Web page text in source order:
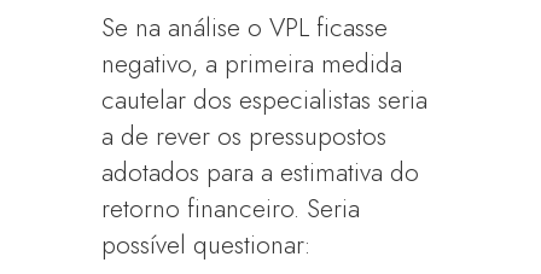
Se na análise o VPL ficasse
negativo, a primeira medida
cautelar dos especialistas seria
a de rever os pressupostos
adotados para a estimativa do
retorno financeiro. Seria
possível questionar: